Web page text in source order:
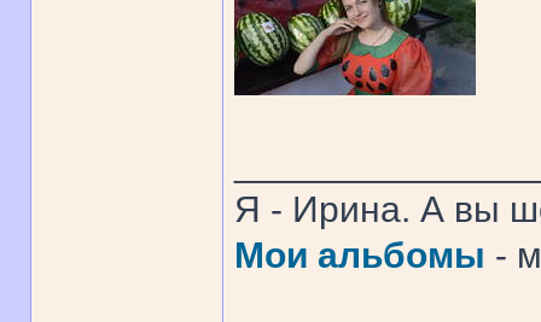
Я - Ирина. А вы
Мои альбомы -